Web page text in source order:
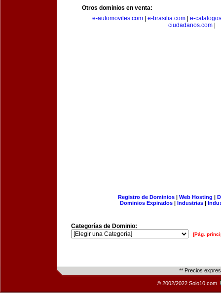
Otros dominios en venta:
e-automoviles.com
e-brasilia.com
e-
ciudadanos.com
Registro de Dominios| Web Hosting |
Dominios Expirados | Industrias |
Categorías de Dominio:
[Pág.
** Precios
© 2002/2022 Solo10.com